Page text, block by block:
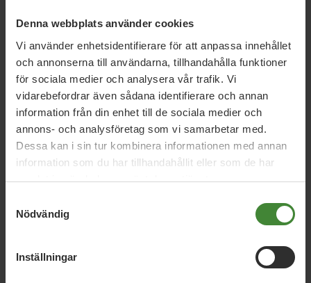
Denna webbplats använder cookies
Vi använder enhetsidentifierare för att anpassa innehållet
och annonserna till användarna, tillhandahålla funktioner
för sociala medier och analysera vår trafik. Vi
vidarebefordrar även sådana identifierare och annan
information från din enhet till de sociala medier och
annons- och analysföretag som vi samarbetar med.
Dessa kan i sin tur kombinera informationen med annan
information som du har tillhandahållit eller som de har
samlat in när du har använt deras tjänster.
Nödvändig
Inställningar
5 augusti 2026
Miljöpartiet: Sverige måste ställa krav på
nya datacenter
3 augusti 2026
Pride är över – nu fortsätter kampen för
hbtqi-personers rättigheter
Earth Overshoot Day: Naturkrisen är en